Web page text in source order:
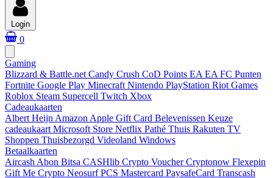
Login
0
Gaming
Blizzard & Battle.net Candy Crush CoD Points EA EA FC Punten
Fortnite Google Play Minecraft Nintendo PlayStation Riot Games
Roblox Steam Supercell Twitch Xbox
Cadeaukaarten
Albert Heijn Amazon Apple Gift Card Belevenissen Keuze
cadeaukaart Microsoft Store Netflix Pathé Thuis Rakuten TV
Shoppen Thuisbezorgd Videoland Windows
Betaalkaarten
Aircash Abon Bitsa CASHlib Crypto VoucherCryptonow Flexepin
Gift Me Crypto NeosurfPCS Mastercard PaysafeCard Transcash